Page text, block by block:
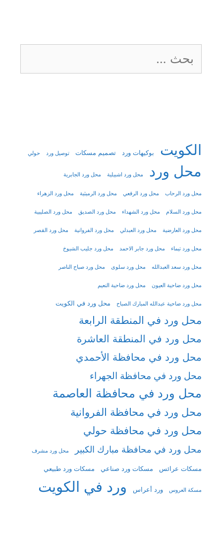
البحث
عن:
الكويت بوكيهات ورد تصميم مسكات توصيل ورد حولي
محل ورد محل ورد اشبيلية محل ورد الجابرية
محل ورد الرحاب محل ورد الرقعي محل ورد الرميثية محل ورد الزهراء
محل ورد السلام محل ورد الشهداء محل ورد الصديق محل ورد الصليبية
محل ورد العارضية محل ورد العبدلي محل ورد الفروانية محل ورد القصر
محل ورد تيماء محل ورد جابر الاحمد محل ورد جليب الشيوخ
محل ورد سعد العبدالله محل ورد سلوى محل ورد صباح الناصر
محل ورد ضاحية العيون محل ورد ضاحية النعيم
محل ورد ضاحية عبدالله المبارك الصباح محل ورد في الكويت
محل ورد في المنطقة الرابعة
محل ورد في المنطقة العاشرة
محل ورد في محافظة الأحمدي
محل ورد في محافظة الجهراء
محل ورد في محافظة العاصمة
محل ورد في محافظة الفروانية
محل ورد في محافظة حولي
محل ورد في محافظة مبارك الكبير محل ورد مشرف
مسكات عرائس مسكات ورد صناعي مسكات ورد طبيعي
مسكة العروس ورد أعراس ورد في الكويت